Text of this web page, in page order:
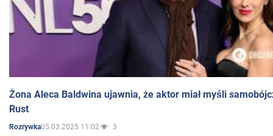
Żona Aleca Baldwina ujawnia, że aktor miał myśli
Rust
Rozrywka05.03.2025 11:02 3